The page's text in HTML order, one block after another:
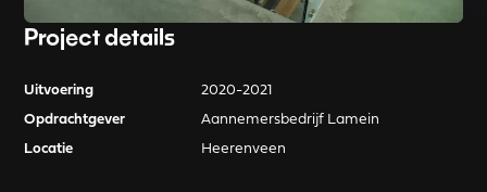
Project details
Uitvoering 2020-2021
Opdrachtgever Aannemersbedrijf Lamein
Locatie Heerenveen